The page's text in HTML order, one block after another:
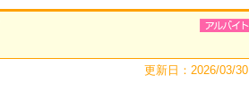
更新日：2026/03/30